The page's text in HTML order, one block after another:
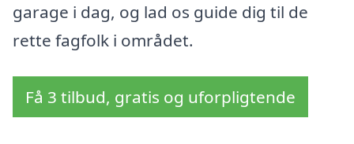
garage i dag, og lad os guide dig til de
rette fagfolk i området.
Få 3 tilbud, gratis og uforpligtende